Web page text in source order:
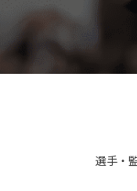
選手・